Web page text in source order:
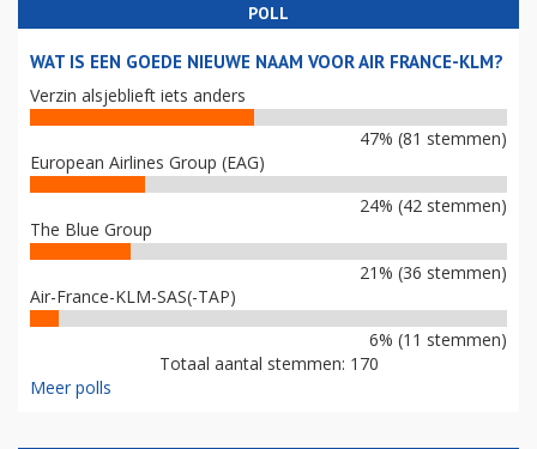
POLL
WAT IS EEN GOEDE NIEUWE NAAM VOOR AIR FRANCE-KLM?
Verzin alsjeblieft iets anders
47% (81 stemmen)
European Airlines Group (EAG)
24% (42 stemmen)
The Blue Group
21% (36 stemmen)
Air-France-KLM-SAS(-TAP)
6% (11 stemmen)
Totaal aantal stemmen: 170
Meer polls